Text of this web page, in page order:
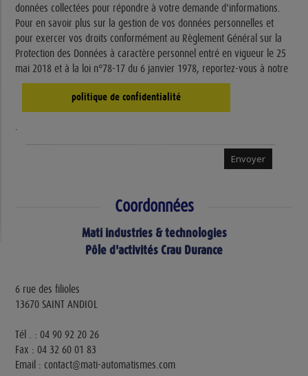
données collectées pour répondre à votre demande d'informations.
Pour en savoir plus sur la gestion de vos données personnelles et
pour exercer vos droits conformément au Règlement Général sur la
Protection des Données à caractère personnel entré en vigueur le 25
mai 2018 et à la loi n°78-17 du 6 janvier 1978, reportez-vous à notre
politique de confidentialité
.
Coordonnées
Mati industries & technologies
Pôle d'activités Crau Durance
6 rue des filioles
13670 SAINT ANDIOL
Tél . : 04 90 92 20 26
Fax : 04 32 60 01 83
Email : contact@mati-automatismes.com